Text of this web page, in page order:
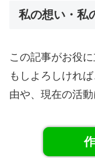
私の想い・私
この記事がお役
もしよろしけれ
由や、現在の活